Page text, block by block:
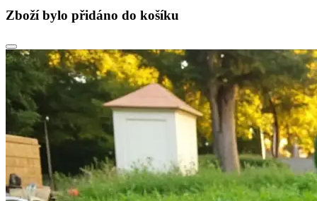
Zboží bylo přidáno do košíku